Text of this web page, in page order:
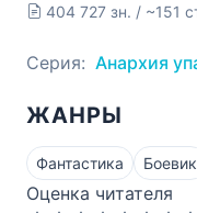
404 727 зн. / ~151
Серия: Анархия
ЖАНРЫ
Фантастика Боевик
Оценка читателя